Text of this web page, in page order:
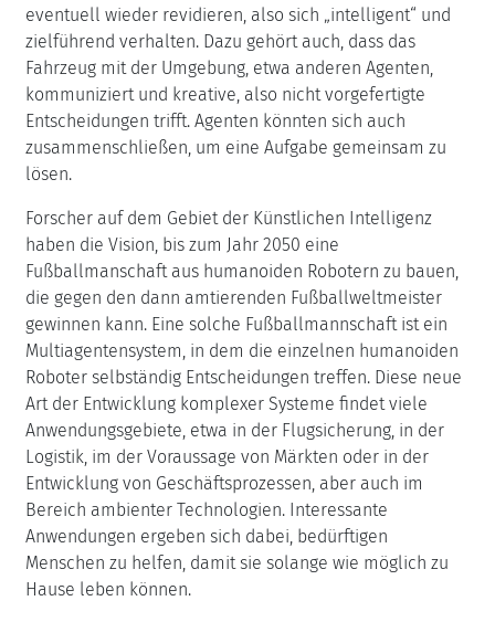
eventuell wieder revidieren, also sich „intelligent“ und
zielführend verhalten. Dazu gehört auch, dass das
Fahrzeug mit der Umgebung, etwa anderen Agenten,
kommuniziert und kreative, also nicht vorgefertigte
Entscheidungen trifft. Agenten könnten sich auch
zusammenschließen, um eine Aufgabe gemeinsam zu
lösen.
Forscher auf dem Gebiet der Künstlichen Intelligenz
haben die Vision, bis zum Jahr 2050 eine
Fußballmanschaft aus humanoiden Robotern zu bauen,
die gegen den dann amtierenden Fußballweltmeister
gewinnen kann. Eine solche Fußballmannschaft ist ein
Multiagentensystem, in dem die einzelnen humanoiden
Roboter selbständig Entscheidungen treffen. Diese neue
Art der Entwicklung komplexer Systeme findet viele
Anwendungsgebiete, etwa in der Flugsicherung, in der
Logistik, im der Voraussage von Märkten oder in der
Entwicklung von Geschäftsprozessen, aber auch im
Bereich ambienter Technologien. Interessante
Anwendungen ergeben sich dabei, bedürftigen
Menschen zu helfen, damit sie solange wie möglich zu
Hause leben können.